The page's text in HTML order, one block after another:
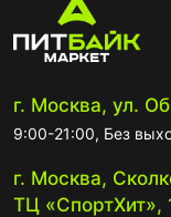
г. Москва, ул.
9:00-21:00, Без
г. Москва,
ТЦ «СпортХит»,